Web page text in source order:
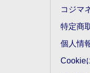
コジマ
特定商
個人情
Cookie